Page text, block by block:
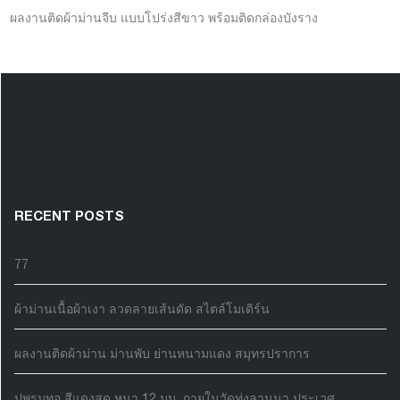
ผลงานติดผ้าม่านจีบ แบบโปร่งสีขาว พร้อมติดกล่องบังราง
RECENT POSTS
77
ผ้าม่านเนื้อผ้าเงา ลวดลายเส้นดัด สไตล์โมเดิร์น
ผลงานติดผ้าม่าน ม่านพับ ย่านหนามแดง สมุทรปราการ